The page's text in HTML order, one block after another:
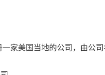
家美国当地的公司，由公